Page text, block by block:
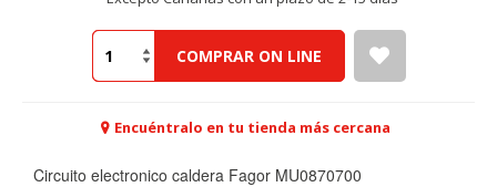
COMPRAR ON LINE
Encuéntralo en tu tienda más cercana
Circuito electronico caldera Fagor MU0870700